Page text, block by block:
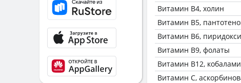
Витамин В4, холин
Витамин В5,
Витамин В6,
Витамин В9, фолаты
Витамин В12,
Витамин C,